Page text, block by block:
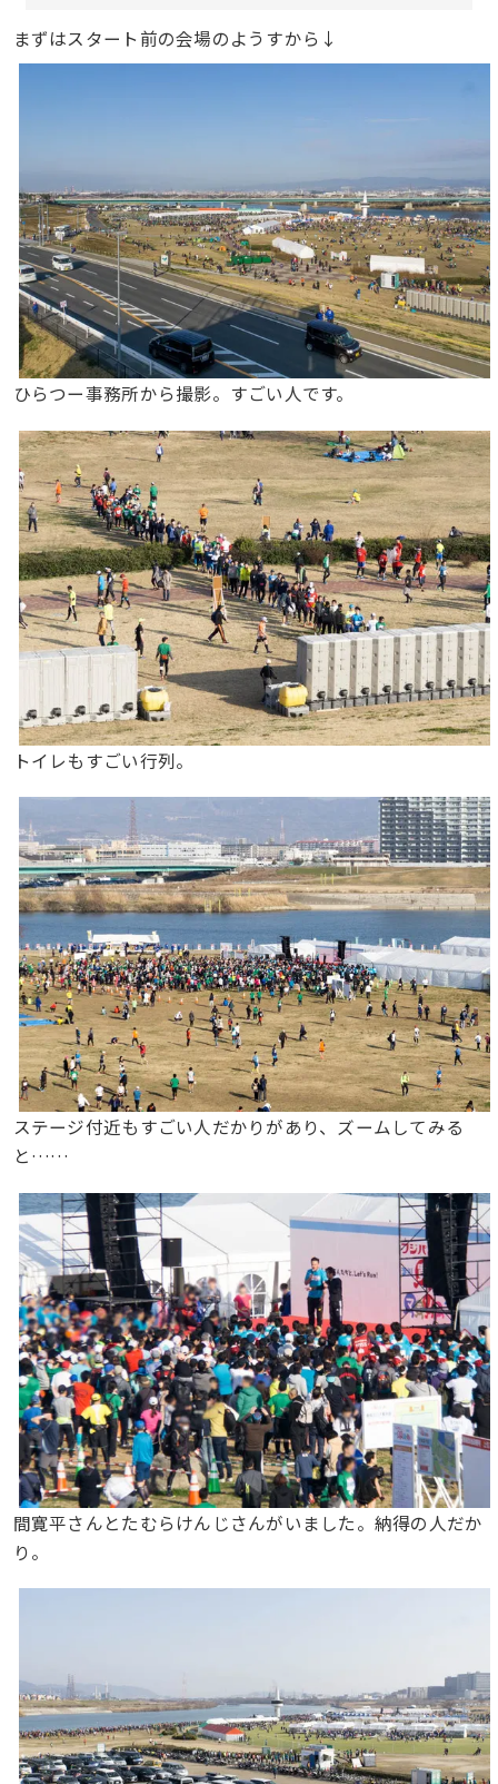
まずはスタート前の会場のようすから↓
ひらつー事務所から撮影。すごい人です。
トイレもすごい行列。
ステージ付近もすごい人だかりがあり、ズームしてみる
と……
間寛平さんとたむらけんじさんがいました。納得の人だか
り。